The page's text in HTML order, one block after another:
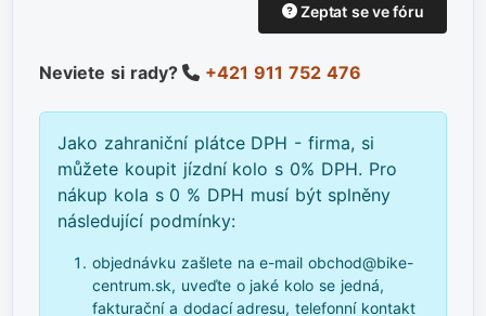
Zeptat se ve fóru
Neviete si rady? +421 911 752 476
Jako zahraniční plátce DPH - firma, si
můžete koupit jízdní kolo s 0% DPH. Pro
nákup kola s 0 % DPH musí být splněny
následující podmínky:
objednávku zašlete na e-mail obchod@bike-
centrum.sk, uveďte o jaké kolo se jedná,
fakturační a dodací adresu, telefonní kontakt